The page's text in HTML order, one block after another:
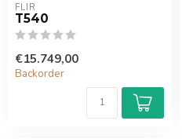
FLIR
T540
€15.749,00
Backorder